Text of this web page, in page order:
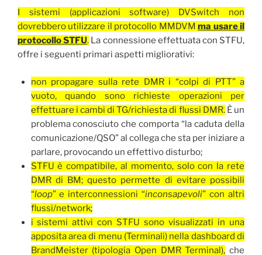
I sistemi (applicazioni software) DVSwitch non
dovrebbero utilizzare il protocollo MMDVMma usare il
protocollo STFU. La connessione effettuata con STFU,
offre i seguenti primari aspetti migliorativi:
non propagare sulla rete DMR i “colpi di PTT” a
vuoto, quando sono richieste operazioni per
effettuare i cambi di TG/richiesta di flussi DMR.È un
problema conosciuto che comporta “la caduta della
comunicazione/QSO” al collega che sta per iniziare a
parlare, provocando un effettivo disturbo;
STFU è compatibile, al momento, solo con la rete
DMR di BM; questo permette di evitare possibili
“loop” e interconnessioni “inconsapevoli” con altri
flussi/network;
i sistemi attivi con STFU sono visualizzati in una
apposita area di menu (Terminali) nella dashboard di
BrandMeister (tipologia Open DMR Terminal), che